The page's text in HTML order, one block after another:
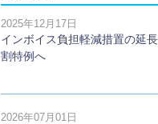
2025年12月17日
インボイス負担軽減措置の延
割特例へ
2026年07月01日